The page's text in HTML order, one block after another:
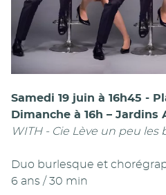
Samedi 19 juin à 16h45 -
Dimanche à 16h – Jardins
WITH - Cie Lève un peu les
Duo burlesque et
6 ans / 30 min